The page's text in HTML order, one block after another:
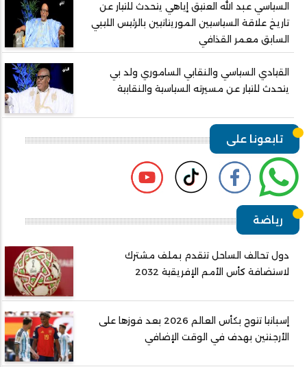
السياسي عبد الله العتيق إياهي يتحدث للتيار عن
تاريخ علاقة السياسيين الموريتانيين بالرئيس الليبي
السابق معمر القذافي
القيادي السياسي والنقابي الساموري ولد بي
يتحدث للتيار عن مسيرته السياسية والنقابية
تابعونا على
رياضة
دول تحالف الساحل تتقدم بملف مشترك
لاستضافة كأس الأمم الإفريقية 2032
إسبانيا تتوج بكأس العالم 2026 بعد فوزها على
الأرجنتين بهدف في الوقت الإضافي